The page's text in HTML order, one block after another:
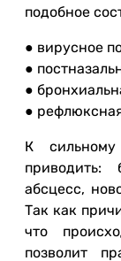
подобное
● вирусное
●
●
●
К
приводить:
абсцесс,
Так как
что
позволит